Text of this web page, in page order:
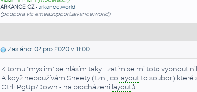
ARKANCE CZ- arkance.world
(podpora viz emea.support.arkance.world)
Zasláno: 02.pro.2020 v 11:00
K tomu "myslim" se hlásím taky... zatím se mi toto vypnout
A když nepoužívám Sheety (tzn., co layoutto soubor) které
Ctrl+PgUp/Down - na procházeni layoutů...